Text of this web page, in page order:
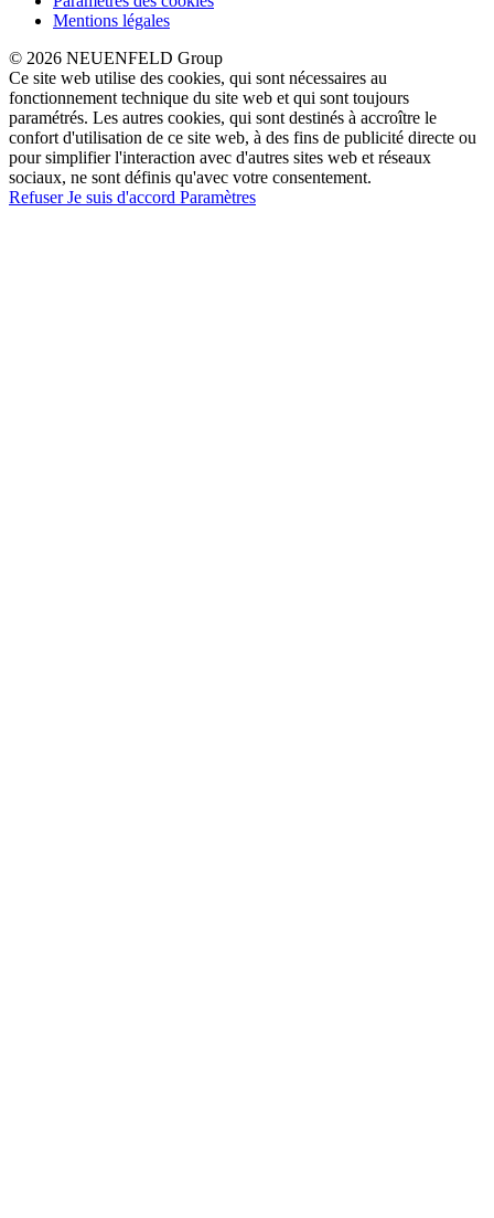
Mentions légales
© 2026 NEUENFELD Group
Ce site web utilise des cookies, qui sont nécessaires au
fonctionnement technique du site web et qui sont toujours
paramétrés. Les autres cookies, qui sont destinés à accroître le
confort d'utilisation de ce site web, à des fins de publicité directe ou
pour simplifier l'interaction avec d'autres sites web et réseaux
sociaux, ne sont définis qu'avec votre consentement.
RefuserJe suis d'accord Paramètres